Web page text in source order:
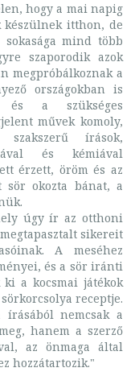
hogy a mai napig
készülnek itthon, de
mind több
szaporodik azok
megpróbálkoznak a
országokban is
és a szükséges
művek komoly,
írások,
és kémiával
érzett, öröm és az
sör okozta bánat, a
úgy ír az otthoni
sikereit
A meséhez
és a sör iránti
a kocsmai játékok
receptje.
írásából nemcsak a
hanem a szerző
az önmaga által
hozzátartozik."